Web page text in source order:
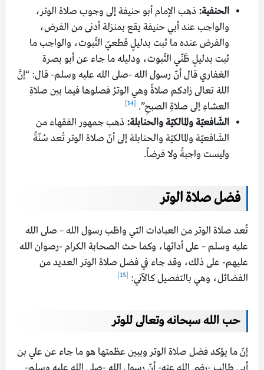
الحنفية: ذهب الإمام أبو حنيفة إلى وجوب صلاة الوتر،
والواجب عند أبي حنيفة يقع بمنزلة أدنى من الفرض،
والفرض عنده ما ثبت بدليلٍ قطعيّ الثّبوت، والواجب ما
ثبت بدليلٍ ظَنّي الثّبوت، ودليله ما جاء عن أبو بصرة
الغفاري قال أنّ رسول الله -صلى الله عليه وسلم- قال: “إنَّ
اللهَ تعالى زادكم صلاةً وهي الوترُ فصلوها فيما بين صلاةِ
العشاءِ إلى صلاةِ الصبحِ”. [14]
الشَافعيّة والمالكيّة والحنابلة: ذهب جمهور الفقهاء من
الشَافعيّة والمالكيّة والحنابلة إلى أنّ صلاة الوتر تُعد سُنّةً
وليست واجبةً ولا فرضاً.
فضل صلاة الوتر
تُعد صلاة الوتر من العبادات التي واظب رسول الله – صلى الله
عليه وسلم – على أدائها، وكما حث الصحابة الكرام -رصوان الله
عليهم- على ذلك، وقد جاء في فضل صلاة الوتر العديد من
الفضائل، وهي بالتفصيل كالآتي: [15]
حب الله سبحانه وتعالى للوتر
إنّ ما يؤكد فضل صلاة الوتر ويبين عظمتها هو ما جاء عن علي بن